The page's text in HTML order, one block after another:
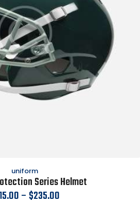
uniform
Series Helmet
– $235.00